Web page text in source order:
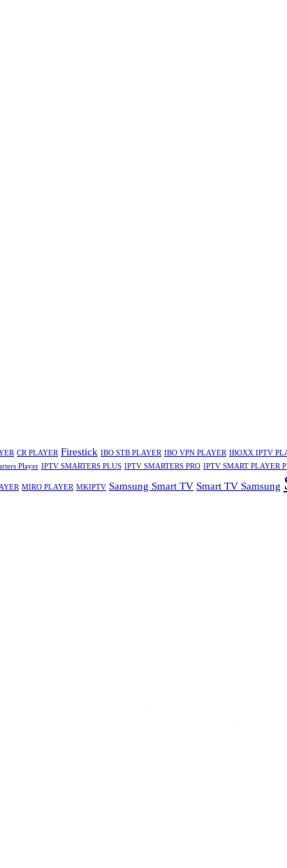
CR PLAYER Firestick IBO STB PLAYER IBO VPN PLAYER IBOXX IPTV
Player IPTV SMARTERS PLUS IPTV SMARTERS PRO IPTV SMART PLAYER
MIRO PLAYER MKIPTV Samsung Smart TV Smart TV Samsung